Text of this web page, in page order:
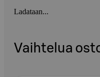
Ladataan...
Vaihtelua